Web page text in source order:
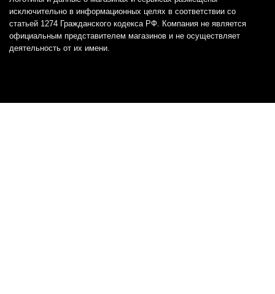
исключительно в информационных целях в соответствии со
статьей 1274 Гражданского кодекса РФ. Компания не является
официальным представителем магазинов и не осуществляет
деятельность от их имени.